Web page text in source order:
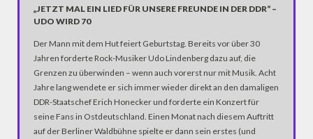
„JETZT MAL EIN LIED FÜR UNSERE FREUNDE IN DER DDR“ –
UDO WIRD 70
Der Mann mit dem Hut feiert Geburtstag. Bereits vor über 30
Jahren forderte Rock-Musiker Udo Lindenberg dazu auf, die
Grenzen zu überwinden – wenn auch vorerst nur mit Musik. Acht
Jahre lang wendete er sich immer wieder direkt an den damaligen
DDR-Staatschef Erich Honecker und forderte ein Konzert für
seine Fans in Ostdeutschland. Einen Monat nach diesem Auftritt
auf der Berliner Waldbühne spielte er dann sein erstes (und